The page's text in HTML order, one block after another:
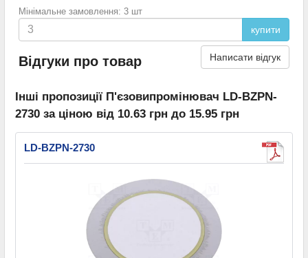
Мінімальне замовлення: 3 шт
купити
Відгуки про товар Написати відгук
Інші пропозиції П'єзовипромінювач LD-BZPN-
2730 за ціною від 10.63 грн до 15.95 грн
LD-BZPN-2730